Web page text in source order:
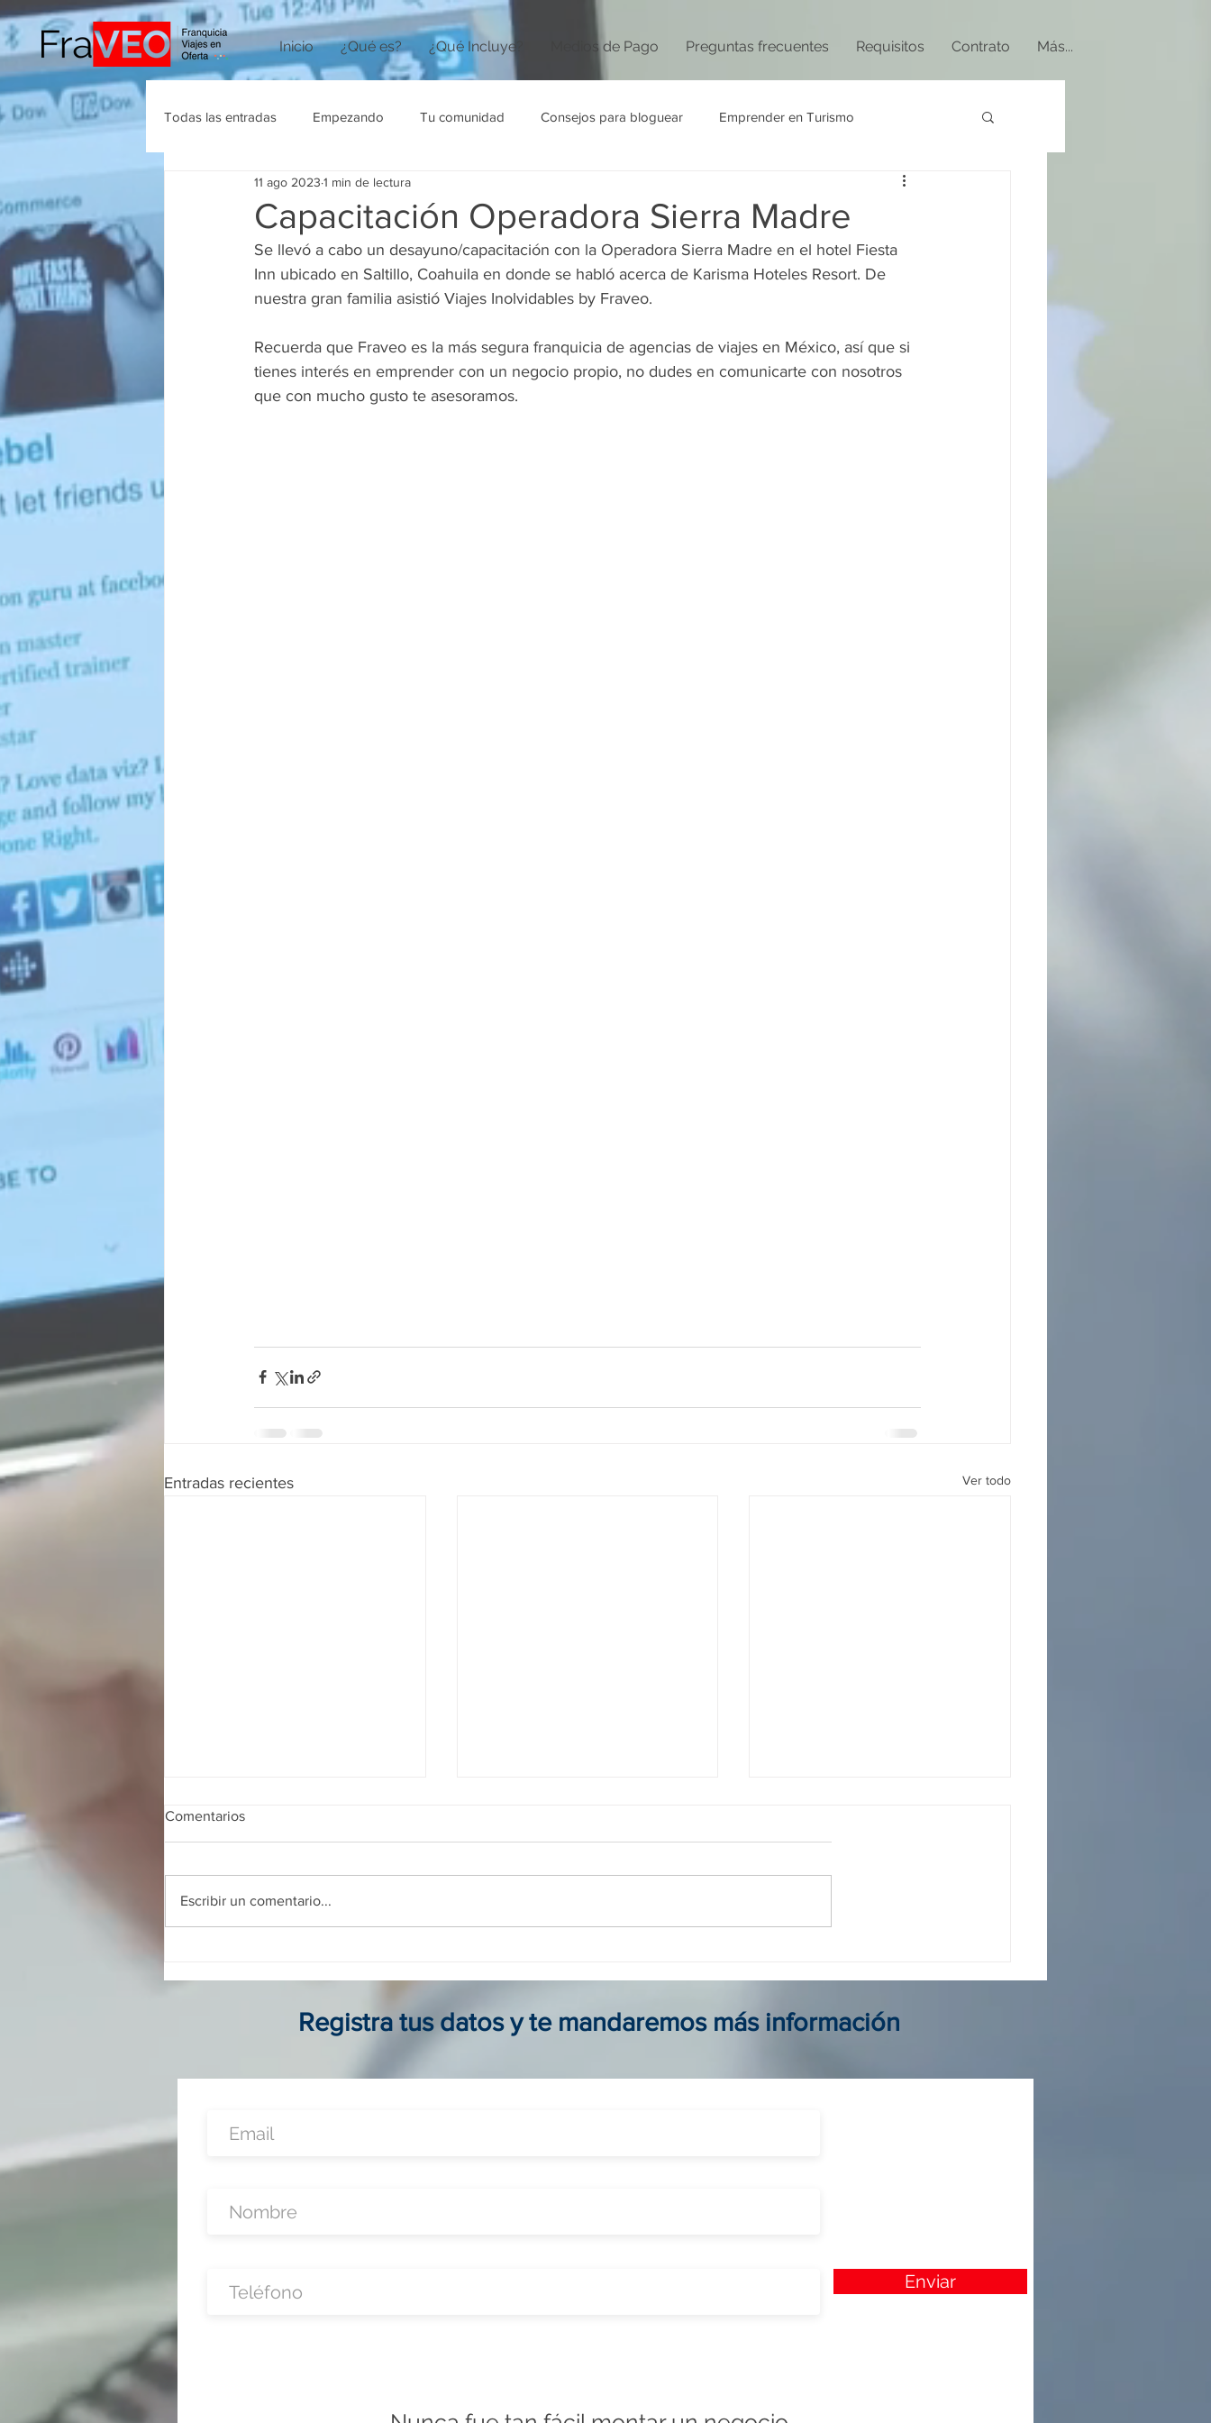
Inicio ¿Qué es? ¿Qué Incluye? Medios de Pago Preguntas frecuentes Requisitos Contrato Más...
Todas las entradas Empezando Tu comunidad Consejos para bloguear Emprender en Turismo
Agencias de Viajes
Capacitación Operadora Sierra Madre
11 ago 2023 1 min de lectura
Se llevó a cabo un desayuno/capacitación con la Operadora Sierra Madre en el hotel Fiesta
Inn ubicado en Saltillo, Coahuila en donde se habló acerca de Karisma Hoteles Resort. De
nuestra gran familia asistió Viajes Inolvidables by Fraveo.
Recuerda que Fraveo es la más segura franquicia de agencias de viajes en México, así que si
tienes interés en emprender con un negocio propio, no dudes en comunicarte con nosotros
que con mucho gusto te asesoramos.
Entradas recientes Ver todo
Comentarios
Escribir un comentario...
Registra tus datos y te mandaremos más información
Enviar